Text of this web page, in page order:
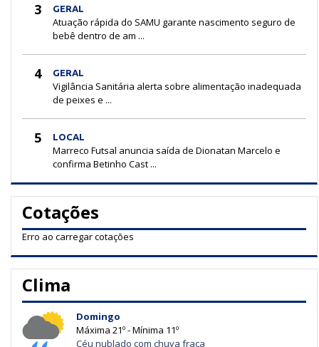
3 GERAL
Atuação rápida do SAMU garante nascimento seguro de
bebê dentro de am ...
4 GERAL
Vigilância Sanitária alerta sobre alimentação inadequada
de peixes e ...
5 LOCAL
Marreco Futsal anuncia saída de Dionatan Marcelo e
confirma Betinho Cast ...
Cotações
Erro ao carregar cotações
Clima
Domingo
Máxima 21º - Mínima 11º
Céu nublado com chuva fraca